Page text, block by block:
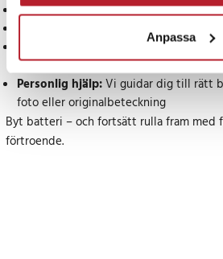
Anpassa
CE-märkta produkter:Med
Direkt från svenskt
Volt, Wh/Ah,
cykelkompatibilitet
Personlig hjälp:Vi guidar dig till rätt
foto eller originalbeteckning
Byt batteri – och fortsätt rulla fram med
förtroende.